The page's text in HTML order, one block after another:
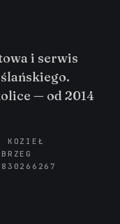
i serwis
— od 2014
KOZIEŁ